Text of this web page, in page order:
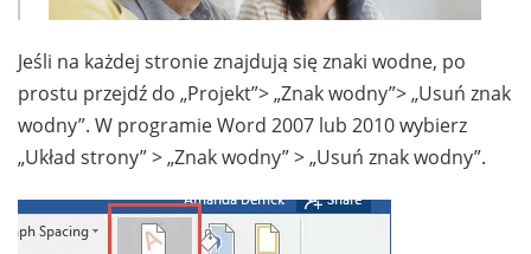
Jeśli na każdej stronie znajdują się znaki wodne, po
prostu przejdź do „Projekt”> „Znak wodny”> „Usuń znak
wodny”. W programie Word 2007 lub 2010 wybierz
„Układ strony” > „Znak wodny” > „Usuń znak wodny”.